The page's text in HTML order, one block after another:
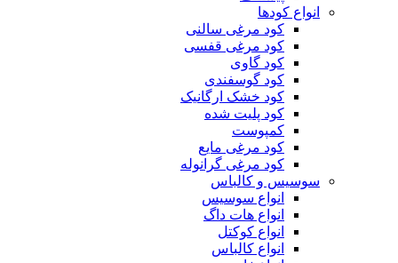
انواع کودها
کود مرغی سالنی
کود مرغی قفسی
کود گاوی
کود گوسفندی
کود خشک ارگانیک
کود پلیت شده
کمپوست
کود مرغی مایع
کود مرغی گرانوله
سوسیس و کالباس
انواع سوسیس
انواع هات داگ
انواع کوکتل
انواع کالباس